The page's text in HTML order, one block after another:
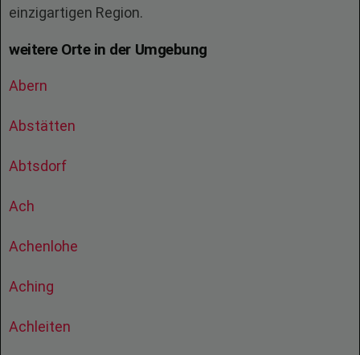
einzigartigen Region.
weitere Orte in der Umgebung
Abern
Abstätten
Abtsdorf
Ach
Achenlohe
Aching
Achleiten